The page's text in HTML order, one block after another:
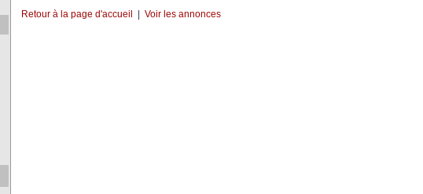
Retour à la page d'accueil Voir les annonces